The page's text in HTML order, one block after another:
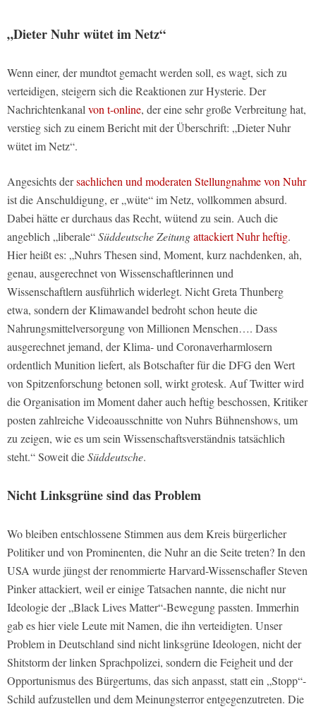
„Dieter Nuhr wütet im Netz“
Wenn einer, der mundtot gemacht werden soll, es wagt, sich zu
verteidigen, steigern sich die Reaktionen zur Hysterie. Der
Nachrichtenkanalvon t-online, der eine sehr große Verbreitung hat,
verstieg sich zu einem Bericht mit der Überschrift: „Dieter Nuhr
wütet im Netz“.
Angesichts dersachlichen und moderaten Stellungnahme von Nuhr
ist die Anschuldigung, er „wüte“ im Netz, vollkommen absurd.
Dabei hätte er durchaus das Recht, wütend zu sein. Auch die
angeblich „liberale“Süddeutsche Zeitungattackiert Nuhr heftig.
Hier heißt es: „Nuhrs Thesen sind, Moment, kurz nachdenken, ah,
genau, ausgerechnet von Wissenschaftlerinnen und
Wissenschaftlern ausführlich widerlegt. Nicht Greta Thunberg
etwa, sondern der Klimawandel bedroht schon heute die
Nahrungsmittelversorgung von Millionen Menschen…. Dass
ausgerechnet jemand, der Klima- und Coronaverharmlosern
ordentlich Munition liefert, als Botschafter für die DFG den Wert
von Spitzenforschung betonen soll, wirkt grotesk. Auf Twitter wird
die Organisation im Moment daher auch heftig beschossen, Kritiker
posten zahlreiche Videoausschnitte von Nuhrs Bühnenshows, um
zu zeigen, wie es um sein Wissenschaftsverständnis tatsächlich
steht.“ Soweit dieSüddeutsche.
Nicht Linksgrüne sind das Problem
Wo bleiben entschlossene Stimmen aus dem Kreis bürgerlicher
Politiker und von Prominenten, die Nuhr an die Seite treten? In den
USA wurde jüngst der renommierte Harvard-Wissenschafler Steven
Pinker attackiert, weil er einige Tatsachen nannte, die nicht nur
Ideologie der „Black Lives Matter“-Bewegung passten. Immerhin
gab es hier viele Leute mit Namen, die ihn verteidigten. Unser
Problem in Deutschland sind nicht linksgrüne Ideologen, nicht der
Shitstorm der linken Sprachpolizei, sondern die Feigheit und der
Opportunismus des Bürgertums, das sich anpasst, statt ein „Stopp“-
Schild aufzustellen und dem Meinungsterror entgegenzutreten. Die